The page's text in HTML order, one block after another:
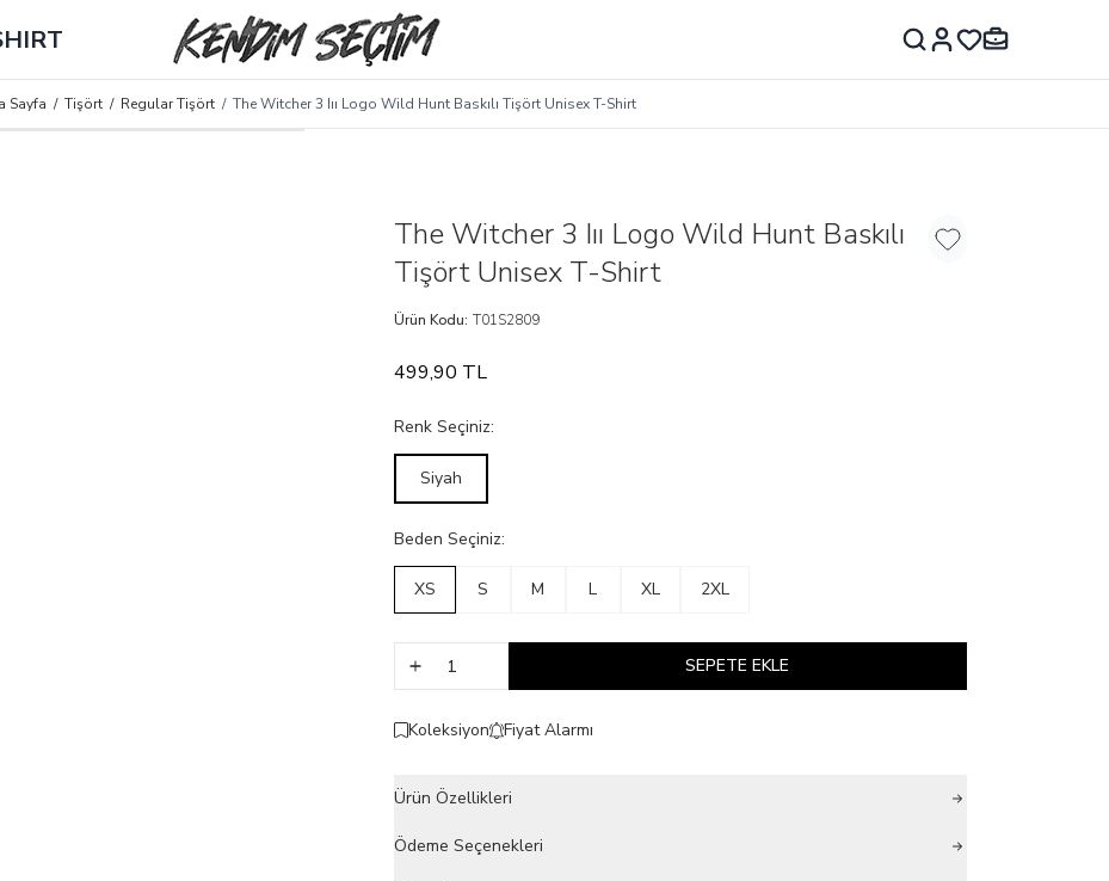
Sayfa / Tişört / Regular Tişört / The Witcher 3 Iıı Logo Wild Hunt Baskılı Tişört Unisex T-Shirt
The Witcher 3 Iıı Logo Wild Hunt Baskılı
Tişört Unisex T-Shirt
Favoriye Ekle
Ürün Kodu: T01S2809
499,90 TL
Renk Seçiniz:
Siyah
Beden Seçiniz:
XS S M L XL 2XL
SEPETE EKLE
Koleksiyon Fiyat Alarmı
Ürün Özellikleri
Ödeme Seçenekleri